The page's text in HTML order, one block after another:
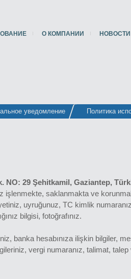
О КОМПАНИИ НОВОСТИ
уведомление Политика
NO: 29 Şehitkamil, Gaziantep,
işlenmekte, saklanmakta ve
uyruğunuz, TC kimlik
bilgisi, fotoğrafınız.
banka hesabınıza ilişkin bilgiler,
vergi numaranız, talimat,